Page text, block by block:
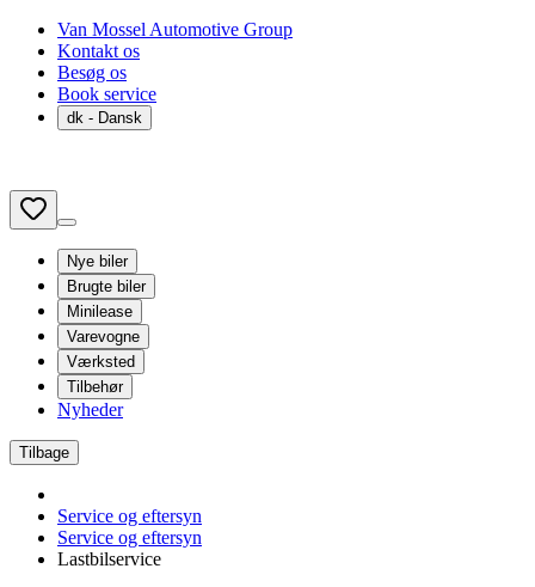
Van Mossel Automotive Group
Kontakt os
Besøg os
Book service
dk - Dansk
Nye biler
Brugte biler
Minilease
Varevogne
Værksted
Tilbehør
Nyheder
Tilbage
Service og eftersyn
Service og eftersyn
Lastbilservice